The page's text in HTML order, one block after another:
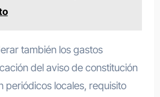
también los gastos
del aviso de constitución
periódicos locales, requisito